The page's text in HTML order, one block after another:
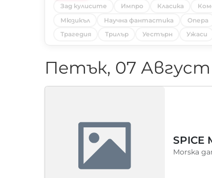
Зад кулисите
Импро Класика
Мюзикъл
Научна фантастика Опера
Трагедия
Трилър Уестърн Ужаси
Петък, 07 Август
SPICE
Morska